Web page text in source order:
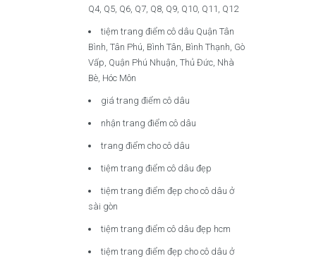
Q4, Q5, Q6, Q7, Q8, Q9, Q10, Q11, Q12
tiệm trang điểm cô dâu Quận Tân
Bình, Tân Phú, Bình Tân, Bình Thạnh, Gò
Vấp, Quận Phú Nhuận, Thủ Đức, Nhà
Bè, Hóc Môn
giá trang điểm cô dâu
nhận trang điểm cô dâu
trang điểm cho cô dâu
tiệm trang điểm cô dâu đẹp
tiệm trang điểm đẹp cho cô dâu ở
sài gòn
tiệm trang điểm cô dâu đẹp hcm
tiệm trang điểm đẹp cho cô dâu ở